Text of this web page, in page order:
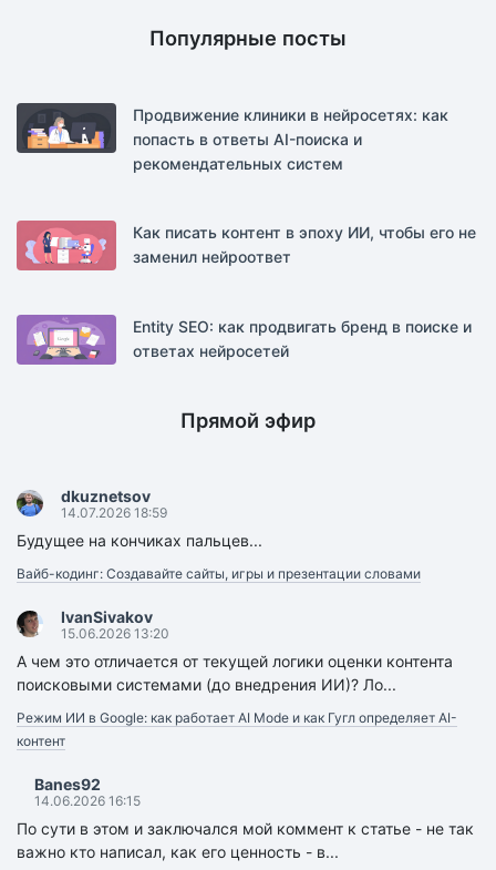
Популярные посты
Продвижение клиники в нейросетях: как
попасть в ответы AI-поиска и
рекомендательных систем
Как писать контент в эпоху ИИ, чтобы его не
заменил нейроответ
Entity SEO: как продвигать бренд в поиске и
ответах нейросетей
Прямой эфир
dkuznetsov
14.07.2026 18:59
Будущее на кончиках пальцев...
Вайб-кодинг: Создавайте сайты, игры и презентации словами
IvanSivakov
15.06.2026 13:20
А чем это отличается от текущей логики оценки контента
поисковыми системами (до внедрения ИИ)? Ло...
Режим ИИ в Google: как работает AI Mode и как Гугл определяет AI-
контент
Banes92
14.06.2026 16:15
По сути в этом и заключался мой коммент к статье - не так
важно кто написал, как его ценность - в...